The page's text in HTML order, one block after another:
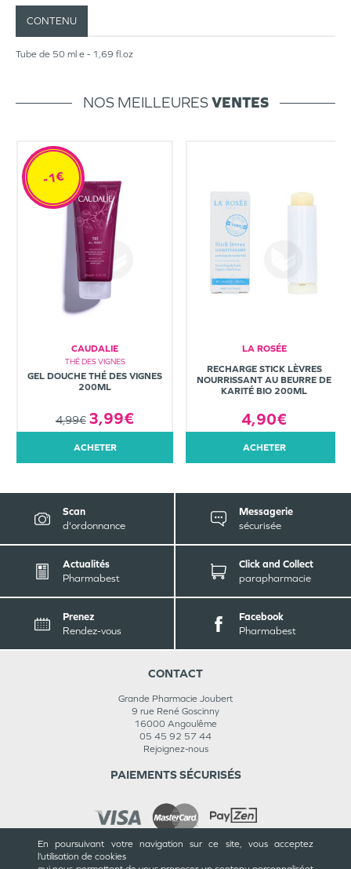
En poursuivant votre navigation sur ce site, vous acceptez
l’utilisation de cookies
CONTENU
Tube de 50 ml e - 1,69 fl.oz
NOS MEILLEURESVENTES
CAUDALIE
THÉ DES VIGNES
GEL DOUCHE THÉ DES VIGNES
200ML
4,99€ 3,99€
-1€
ACHETER
LA ROSÉE
RECHARGE STICK LÈVRES
NOURRISSANT AU BEURRE DE
KARITÉ BIO 200ML
4,90€
ACHETER
Scan
d'ordonnance
Messagerie
sécurisée
Actualités
Pharmabest
Click and Collect
parapharmacie
Prenez
Rendez-vous
Facebook
Pharmabest
CONTACT
Grande Pharmacie Joubert
9 rue René Goscinny
16000 Angoulême
05 45 92 57 44
Rejoignez-nous
PAIEMENTS SÉCURISÉS